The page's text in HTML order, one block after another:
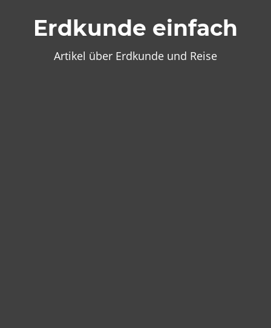
Erdkunde einfach
Artikel über Erdkunde und Reise